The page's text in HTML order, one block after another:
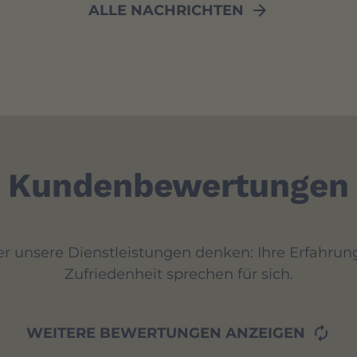
ALLE NACHRICHTEN arrow_forward
Kundenbewertungen
unsere Dienstleistungen denken: Ihre
Zufriedenheit sprechen für sich.
WEITERE BEWERTUNGEN ANZEIGEN autorenew